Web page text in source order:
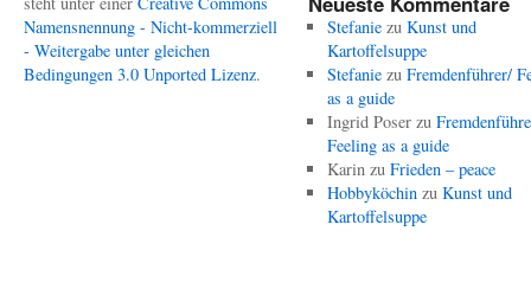
Namensnennung - Nicht-kommerziell
- Weitergabe unter gleichen
Bedingungen 3.0 Unported Lizenz.
Stefaniezu Kunst und
Kartoffelsuppe
Stefaniezu Fremdenführer/
as a guide
Ingrid Poserzu
Feeling as a guide
Karinzu Frieden – peace
Hobbyköchinzu Kunst und
Kartoffelsuppe